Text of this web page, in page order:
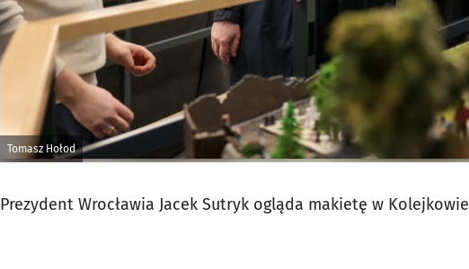
Tomasz Hołod
Prezydent Wrocławia Jacek Sutryk ogląda makietę w Kolejkowie